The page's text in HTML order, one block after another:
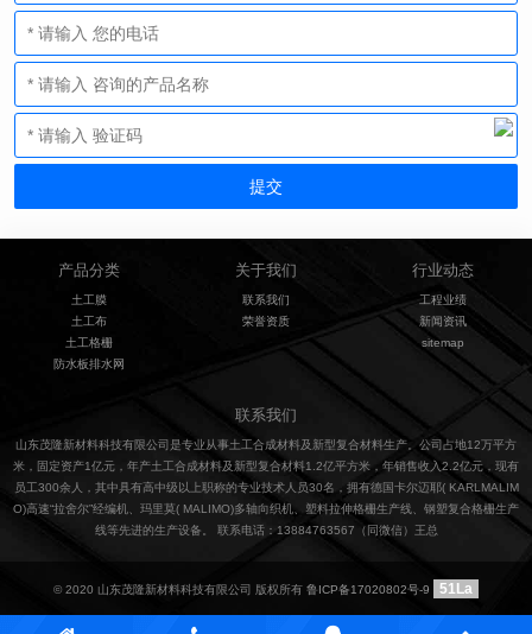
产品分类
土工膜
土工布
土工格栅
防水板排水网
关于我们
联系我们
荣誉资质
行业动态
工程业绩
新闻资讯
sitemap
联系我们
山东茂隆新材料科技有限公司是专业从事土工合成材料及新型复合材料生产。公司占地12万平方
米，固定资产1亿元，年产土工合成材料及新型复合材料1.2亿平方米，年销售收入2.2亿元，现有
员工300余人，其中具有高中级以上职称的专业技术人员30名，拥有德国卡尔迈耶( KARLMALIM
O)高速“拉舍尔”经编机、玛里莫( MALIMO)多轴向织机、塑料拉伸格栅生产线、钢塑复合格栅生产
线等先进的生产设备。 联系电话：13884763567（同微信）王总
© 2020 山东茂隆新材料科技有限公司 版权所有 鲁ICP备17020802号-9 51La